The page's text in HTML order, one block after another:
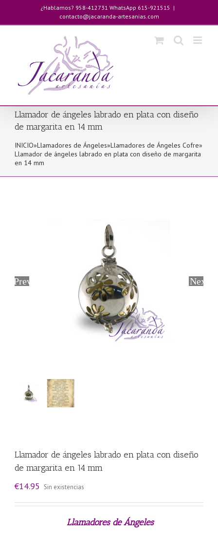
contenido
¿Hablamos? 958-412731 WhatsApp 615-921515 |
contacto@jacaranda-artesanias.com
Llamador de ángeles labrado en plata con diseño
de margarita en 14 mm
INICIO»Llamadores de Ángeles»Llamadores de Ángeles Cofre»
Llamador de ángeles labrado en plata con diseño de margarita
en 14 mm
Previous Next
Llamador de ángeles labrado en plata con diseño
de margarita en 14 mm
€14.95 Sin existencias
Llamadores deÁngeles